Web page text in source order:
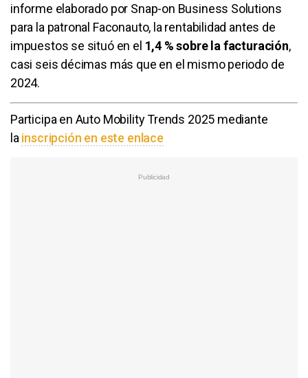
informe elaborado por Snap-on Business Solutions
para la patronal Faconauto, la rentabilidad antes de
impuestos se situó en el 1,4 % sobre la facturación,
casi seis décimas más que en el mismo periodo de
2024.
Participa en Auto Mobility Trends 2025 mediante
la inscripción en este enlace